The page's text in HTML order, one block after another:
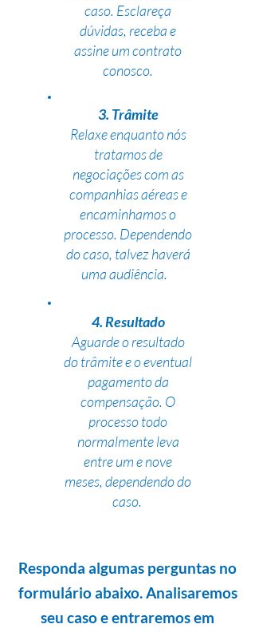
caso. Esclareça
dúvidas, receba e
assine um contrato
conosco.
3. Trâmite
Relaxe enquanto nós
tratamos de
negociações com as
companhias aéreas e
encaminhamos o
processo. Dependendo
do caso, talvez haverá
uma audiência.
4. Resultado
Aguarde o resultado
do trâmite e o eventual
pagamento da
compensação. O
processo todo
normalmente leva
entre um e nove
meses, dependendo do
caso.
Responda algumas perguntas no
formulário abaixo. Analisaremos
seu caso e entraremos em